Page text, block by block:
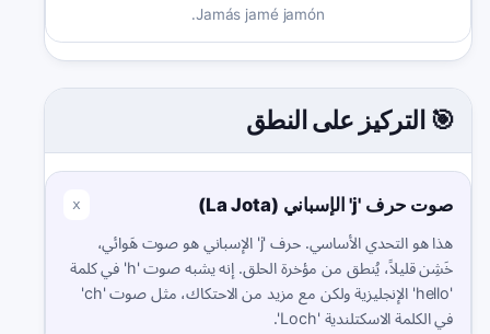
Jamás jamé jamón.
🎯 التركيز على النطق
صوت حرف 'j' الإسباني (La Jota) x
هذا هو التحدي الأساسي. حرف 'j' الإسباني هو صوت هَوائي،
خَشِن قليلاً، يُنطق من مؤخرة الحلق. إنه يشبه صوت 'h' في كلمة
'hello' الإنجليزية ولكن مع مزيد من الاحتكاك، مثل صوت 'ch'
في الكلمة الاسكتلندية 'Loch'.